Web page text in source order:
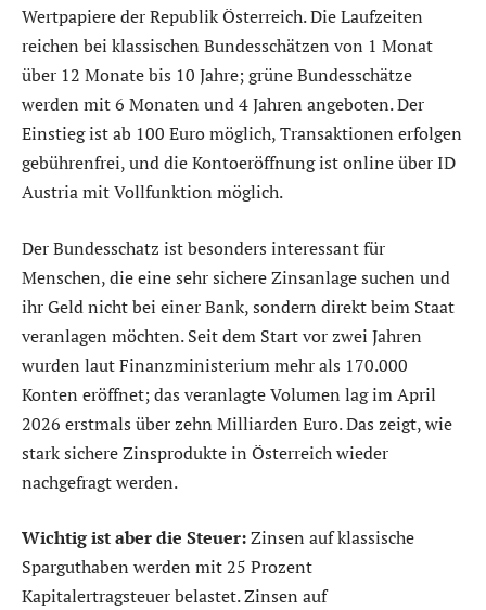
Wertpapiere der Republik Österreich. Die Laufzeiten
reichen bei klassischen Bundesschätzen von 1 Monat
über 12 Monate bis 10 Jahre; grüne Bundesschätze
werden mit 6 Monaten und 4 Jahren angeboten. Der
Einstieg ist ab 100 Euro möglich, Transaktionen erfolgen
gebührenfrei, und die Kontoeröffnung ist online über ID
Austria mit Vollfunktion möglich.
Der Bundesschatz ist besonders interessant für
Menschen, die eine sehr sichere Zinsanlage suchen und
ihr Geld nicht bei einer Bank, sondern direkt beim Staat
veranlagen möchten. Seit dem Start vor zwei Jahren
wurden laut Finanzministerium mehr als 170.000
Konten eröffnet; das veranlagte Volumen lag im April
2026 erstmals über zehn Milliarden Euro. Das zeigt, wie
stark sichere Zinsprodukte in Österreich wieder
nachgefragt werden.
Wichtig ist aber die Steuer:Zinsen auf klassische
Sparguthaben werden mit 25 Prozent
Kapitalertragsteuer belastet. Zinsen auf